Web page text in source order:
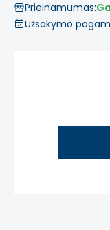
Prieinamumas:
Užsakymo